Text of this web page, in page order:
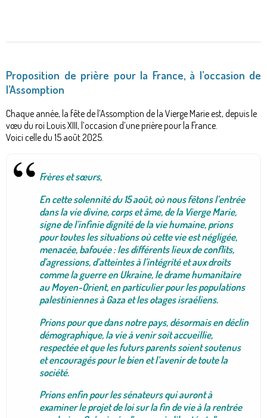
Proposition de prière pour la France, à l’occasion de
l’Assomption
Chaque année, la fête de l’Assomption de la Vierge Marie est, depuis le
vœu du roi Louis XIII, l’occasion d’une prière pour la France.
Voici celle du 15 août 2025.
Frères et sœurs,
En cette solennité du 15 août, où nous fêtons l’entrée
dans la vie divine, corps et âme, de la Vierge Marie,
signe de l’infinie dignité de la vie humaine, prions
pour toutes les situations où cette vie est négligée,
menacée, bafouée : les différents lieux de conflits,
d’agressions, d’atteintes à l’intégrité et aux droits
comme la guerre en Ukraine, le drame humanitaire
au Moyen-Orient, en particulier pour les populations
palestiniennes à Gaza et les otages israéliens.
Prions pour que dans notre pays, désormais en déclin
démographique, la vie à venir soit accueillie,
respectée et que les futurs parents soient soutenus
et encouragés pour le bien et l’avenir de toute la
société.
Prions enfin pour les sénateurs qui auront à
examiner le projet de loi sur la fin de vie à la rentrée